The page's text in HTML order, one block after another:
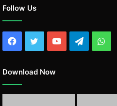
Follow Us
Facebook
TwitterYouTubeTelegram
Download Now